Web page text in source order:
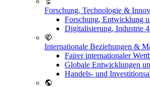
Forschung, Technologie &
Forschung, Entwicklung
Digitalisierung, Industrie
Internationale Beziehungen &
Fairer internationaler
Globale Entwicklungen
Handels- und